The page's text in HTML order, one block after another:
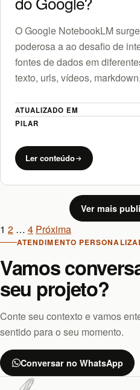
O Google NotebookLM
poderosa a ao desafio de
fontes de dados em
texto, urls, vídeos,
ATUALIZADO EM
PILAR
Ler conteúdo
Ver mais
Navegação
de
publicações
1 2 … 4 Próxima
ATENDIMENTO
Vamos
seu projeto?
Conte seu contexto e vamos
sentido para o seu momento.
Conversar no WhatsApp